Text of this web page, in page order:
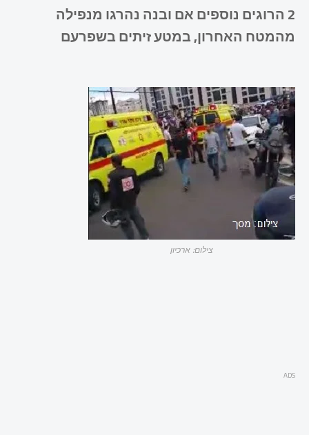
2 הרוגים נוספים אם ובנה נהרגו מנפילה
מהמטח האחרון, במטע זיתים בשפרעם
צילום: ארכיון
ADS